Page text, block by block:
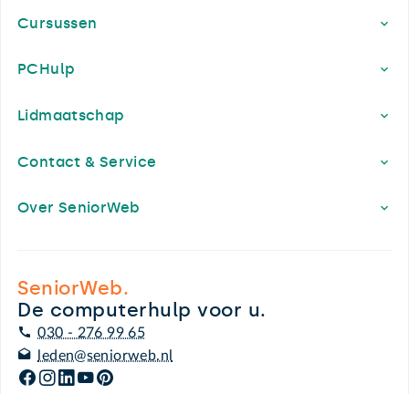
Cursussen
PCHulp
Lidmaatschap
Contact & Service
Over SeniorWeb
SeniorWeb.
De computerhulp voor u.
030 - 276 99 65
leden@seniorweb.nl